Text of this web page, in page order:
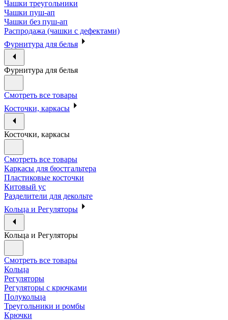
Чашки треугольники
Чашки пуш-ап
Чашки без пуш-ап
Распродажа (чашки с дефектами)
Фурнитура для белья
Фурнитура для белья
Смотреть все товары
Косточки, каркасы
Косточки, каркасы
Смотреть все товары
Каркасы для бюстгальтера
Пластиковые косточки
Китовый ус
Разделители для декольте
Кольца и Регуляторы
Кольца и Регуляторы
Смотреть все товары
Кольца
Регуляторы
Регуляторы с крючками
Полукольца
Треугольники и ромбы
Крючки